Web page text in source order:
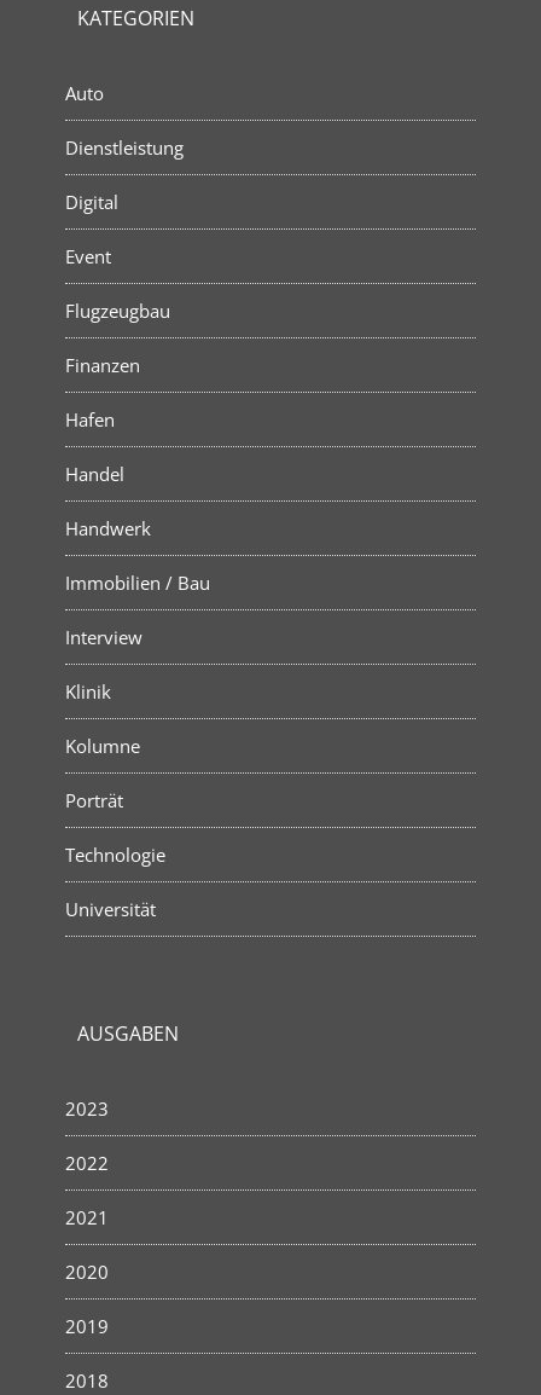
KATEGORIEN
Auto
Dienstleistung
Digital
Event
Flugzeugbau
Finanzen
Hafen
Handel
Handwerk
Immobilien / Bau
Interview
Klinik
Kolumne
Porträt
Technologie
Universität
AUSGABEN
2023
2022
2021
2020
2019
2018